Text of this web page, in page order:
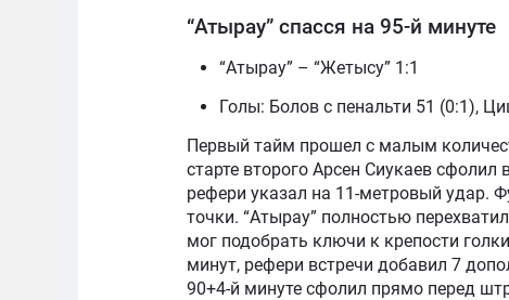
“Атырау” спасся на 95-й минуте
“Атырау” – “Жетысу” 1:1
Голы: Болов с пенальти 51 (0:1),
Первый тайм прошел с малым
старте второго Арсен Сиукаев
рефери указал на 11-метровый удар.
точки. “Атырау” полностью
мог подобрать ключи к крепости
минут, рефери встречи добавил 7
90+4-й минуте сфолил прямо перед